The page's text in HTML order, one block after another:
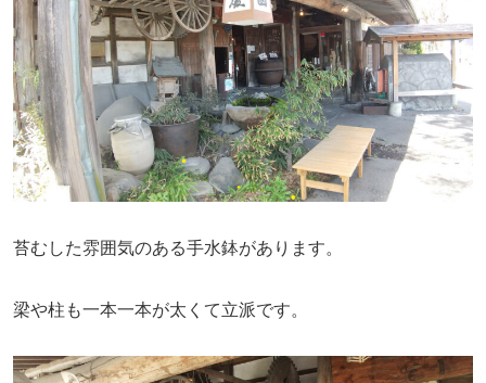
苔むした雰囲気のある手水鉢があります。
梁や柱も一本一本が太くて立派です。